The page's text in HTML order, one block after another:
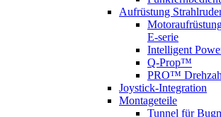
Aufrüstung
E-serie
Intelligent
Q-Prop™
PRO™
Joystick-Integration
Montageteile
Tunnel für